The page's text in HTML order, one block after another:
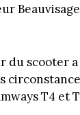
du scooter
T4 et